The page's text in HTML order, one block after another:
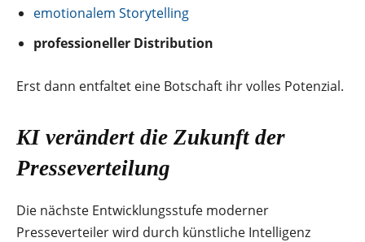
emotionalem Storytelling
professioneller Distribution
Erst dann entfaltet eine Botschaft ihr volles Potenzial.
KI verändert die Zukunft der
Presseverteilung
Die nächste Entwicklungsstufe moderner
Presseverteiler wird durch künstliche Intelligenz